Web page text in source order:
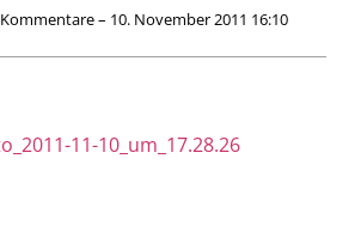
Kommentare – 10. November 2011 16:10